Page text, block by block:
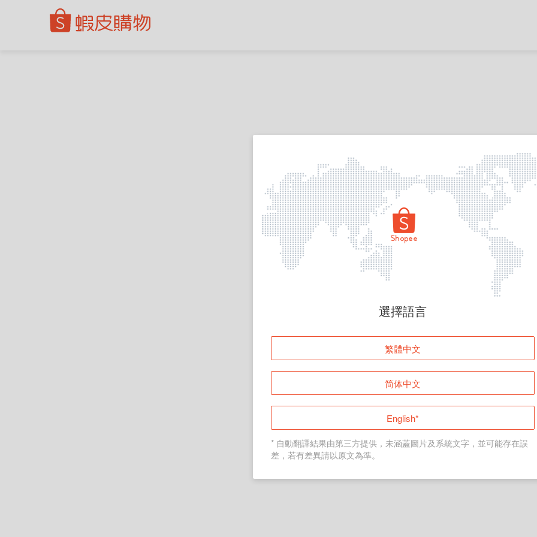
頁面無法顯示
登入
返回首頁
選擇語言
繁體中文
简体中文
English*
* 自動翻譯結果由第三方提供，未涵蓋圖片及系統文字，並可能存在誤
差，若有差異請以原文為準。